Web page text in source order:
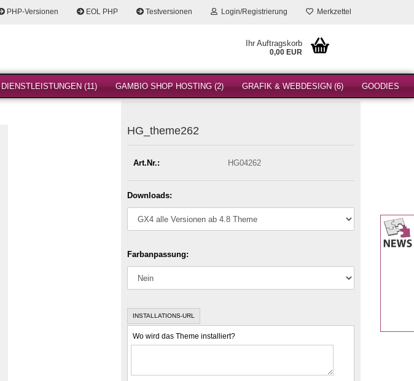
PHP-Versionen EOL PHP Testversionen Login/Registrierung Merkzettel
Ihr Auftragskorb
0,00 EUR
DIENSTLEISTUNGEN (11) GAMBIO SHOP HOSTING (2) GRAFIK & WEBDESIGN (6) GOODIES
HG_theme262
Art.Nr.: HG04262
Downloads:
Farbanpassung:
INSTALLATIONS-URL
Wo wird das Theme installiert?